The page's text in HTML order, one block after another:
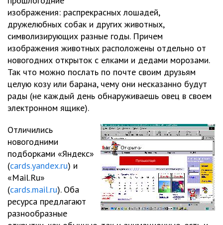
изображения: распрекрасных лошадей,
дружелюбных собак и других животных,
символизирующих разные годы. Причем
изображения животных расположены отдельно от
новогодних открыток с елками и дедами морозами.
Так что можно послать по почте своим друзьям
целую козу или барана, чему они несказанно будут
рады (не каждый день обнаруживаешь овец в своем
электронном ящике).
Отличились
новогодними
подборками «Яндекс»
(cards.yandex.ru) и
«Mail.Ru»
(cards.mail.ru). Оба
ресурса предлагают
разнообразные